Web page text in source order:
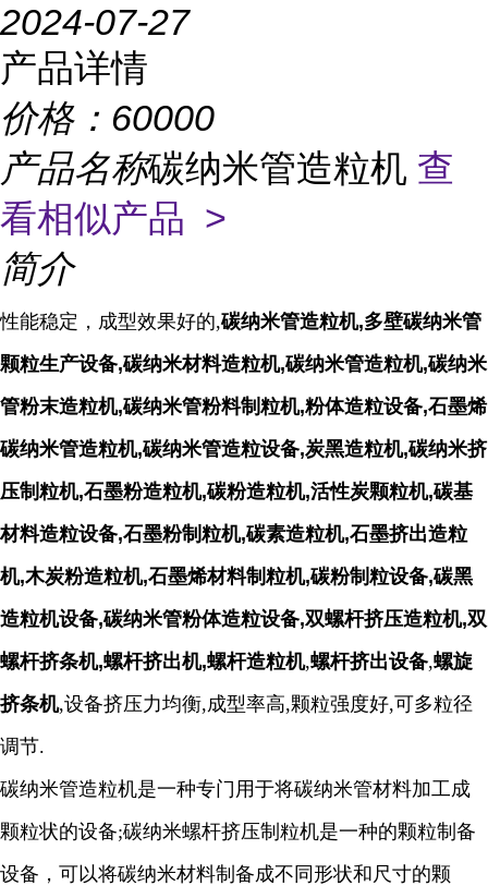
2024-07-27
产品详情
价格： 60000
产品名称碳纳米管造粒机 查
看相似产品 >
简介
性能稳定，成型效果好的,碳纳米管造粒机,多壁碳纳米管
颗粒生产设备,碳纳米材料造粒机,碳纳米管造粒机,碳纳米
管粉末造粒机,碳纳米管粉料制粒机,粉体造粒设备,石墨烯
碳纳米管造粒机,碳纳米管造粒设备,炭黑造粒机,碳纳米挤
压制粒机,石墨粉造粒机,碳粉造粒机,活性炭颗粒机,碳基
材料造粒设备,石墨粉制粒机,碳素造粒机,石墨挤出造粒
机,木炭粉造粒机,石墨烯材料制粒机,碳粉制粒设备,碳黑
造粒机设备,碳纳米管粉体造粒设备,双螺杆挤压造粒机,双
螺杆挤条机,螺杆挤出机,螺杆造粒机,螺杆挤出设备,螺旋
挤条机,设备挤压力均衡,成型率高,颗粒强度好,可多粒径
调节.
碳纳米管造粒机是一种专门用于将碳纳米管材料加工成
颗粒状的设备;碳纳米螺杆挤压制粒机是一种的颗粒制备
设备，可以将碳纳米材料制备成不同形状和尺寸的颗